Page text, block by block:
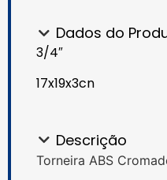
Dados do
3/4″
17x19x3cn
Descrição
Torneira ABS